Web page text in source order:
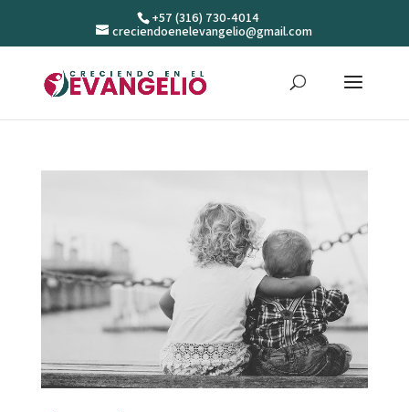
+57 (316) 730-4014
creciendoenelevangelio@gmail.com